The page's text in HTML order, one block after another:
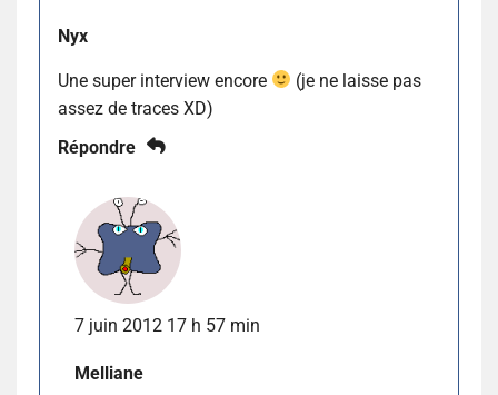
Nyx
Une super interview encore
(je ne laisse pas
assez de traces XD)
Répondre
7 juin 2012 17 h 57 min
Melliane